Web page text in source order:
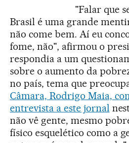
"Falar que
Brasil é uma grande
não come bem. Aí eu
fome, não", afirmou o
respondia a um
sobre o aumento da
no país, tema que
Câmara, Rodrigo Maia,
entrevista a este jornal
não vê gente, mesmo
físico esquelético como a